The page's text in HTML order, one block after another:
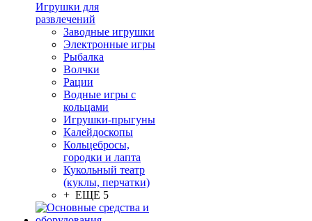
Игрушки для
развлечений
Заводные игрушки
Электронные игры
Рыбалка
Волчки
Рации
Водные игры с
кольцами
Игрушки-прыгуны
Калейдоскопы
Кольцебросы,
городки и лапта
Кукольный театр
(куклы, перчатки)
+ ЕЩЕ 5